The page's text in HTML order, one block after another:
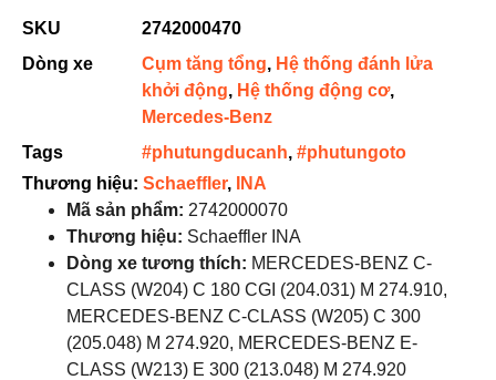
SKU
2742000470
Dòng xe
Cụm tăng tổng, Hệ thống đánh lửa
khởi động, Hệ thống động cơ,
Mercedes-Benz
Tags
#phutungducanh, #phutungoto
Thương hiệu: Schaeffler,
INA
Mã sản phẩm: 2742000070
Thương hiệu: Schaeffler INA
Dòng xe tương thích: MERCEDES-BENZ C-
CLASS (W204) C 180 CGI (204.031) M 274.910,
MERCEDES-BENZ C-CLASS (W205) C 300
(205.048) M 274.920, MERCEDES-BENZ E-
CLASS (W213) E 300 (213.048) M 274.920